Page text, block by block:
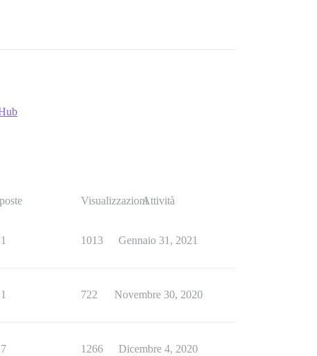
VisualizzazioniAttività
1 1013 Gennaio 31, 2021
1 722 Novembre 30, 2020
7 1266 Dicembre 4, 2020